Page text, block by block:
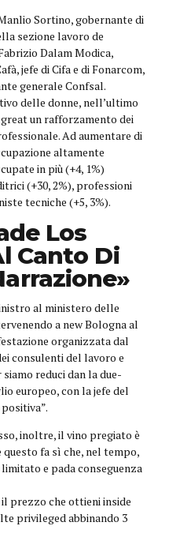
Sortino, gobernante di
sezione lavoro de
Dalam Modica,
jefe di Cifa e di Fonarcom,
generale Confsal.
delle donne, nell’ultimo
un rafforzamento dei
Ad aumentare di
altamente
in più (+4, 1%)
(+30, 2%), professioni
tecniche (+5, 3%).
Los
Canto Di
al ministero delle
a new Bologna al
organizzata dal
consulenti del lavoro e
reduci dan la due-
europeo, con la jefe del
inoltre, il vino pregiato è
fa sì che, nel tempo,
e pada conseguenza
prezzo che ottieni inside
privileged abbinando 3